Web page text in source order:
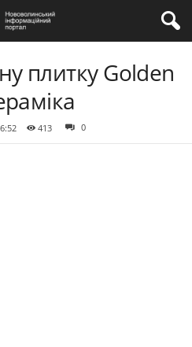
плитку Golden
413 0